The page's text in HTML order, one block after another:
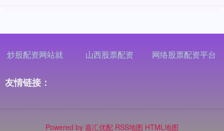
炒股配资网站就 山西股票配资 网络股票配资平台
友情链接：
Powered by 嘉汇优配 RSS地图 HTML地图